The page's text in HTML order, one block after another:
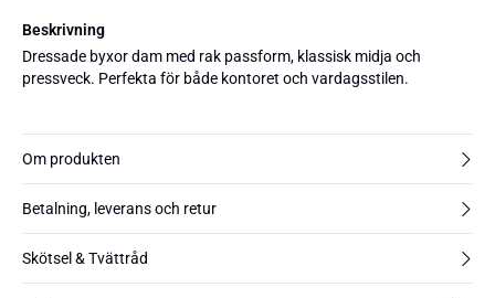
Beskrivning
Dressade byxor dam med rak passform, klassisk midja och
pressveck. Perfekta för både kontoret och vardagsstilen.
Om produkten
Betalning, leverans och retur
Skötsel & Tvättråd